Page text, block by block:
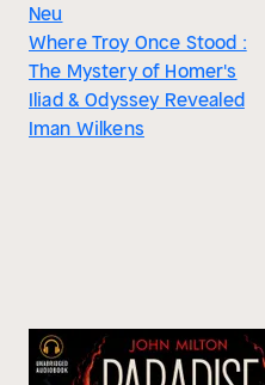
Neu
Where Troy Once Stood :
The Mystery of Homer's
Iliad & Odyssey Revealed
Iman Wilkens